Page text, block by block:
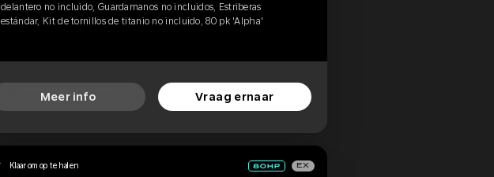
delantero no incluido, Guardamanos no incluidos, Estriberas
estándar, Kit de tornillos de titanio no incluido, 80 pk 'Alpha'
Meer info Vraag ernaar
Klaar om op te halen EX